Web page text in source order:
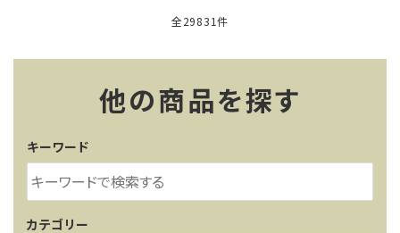
全29831件
他の商品を探す
キーワード
カテゴリー